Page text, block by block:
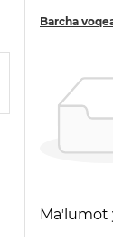
Barcha
Maʼlumot